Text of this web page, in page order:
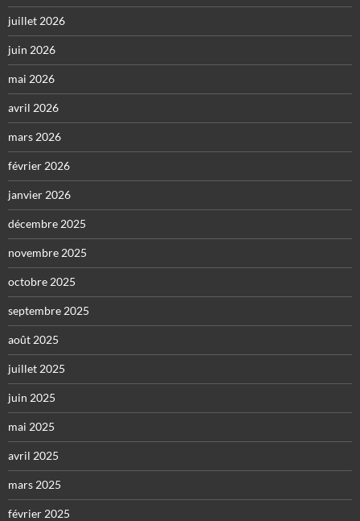
juillet 2026
juin 2026
mai 2026
avril 2026
mars 2026
février 2026
janvier 2026
décembre 2025
novembre 2025
octobre 2025
septembre 2025
août 2025
juillet 2025
juin 2025
mai 2025
avril 2025
mars 2025
février 2025